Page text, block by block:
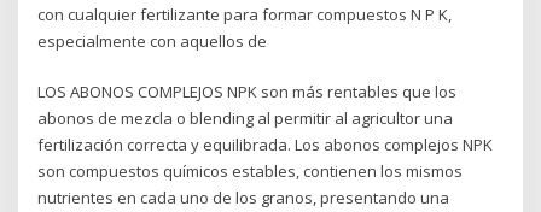
con cualquier fertilizante para formar compuestos N P K,
especialmente con aquellos de
LOS ABONOS COMPLEJOS NPK son más rentables que los
abonos de mezcla o blending al permitir al agricultor una
fertilización correcta y equilibrada. Los abonos complejos NPK
son compuestos químicos estables, contienen los mismos
nutrientes en cada uno de los granos, presentando una